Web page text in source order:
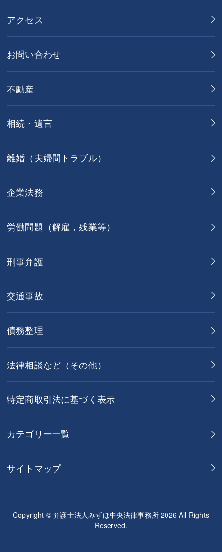
アクセス
お問い合わせ
不動産
相続・遺言
離婚（夫婦間トラブル）
企業法務
労働問題（解雇，残業等）
刑事弁護
交通事故
債務整理
法律相談など（その他）
特定商取引法に基づく表示
カテゴリー一覧
サイトマップ
Copyright © 弁護士法人みずほ中央法律事務所 2026 All Rights
Reserved.